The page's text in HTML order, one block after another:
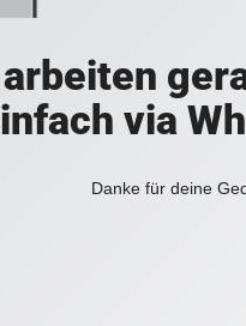
via
Danke für deine